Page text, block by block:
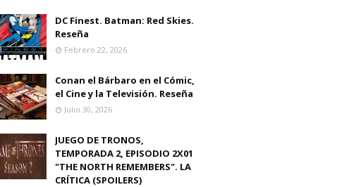
DC Finest. Batman: Red Skies.
Reseña
Febrero 22, 2026
Conan el Bárbaro en el Cómic,
el Cine y la Televisión. Reseña
Julio 30, 2026
JUEGO DE TRONOS,
TEMPORADA 2, EPISODIO 2X01
"THE NORTH REMEMBERS". LA
CRÍTICA (SPOILERS)